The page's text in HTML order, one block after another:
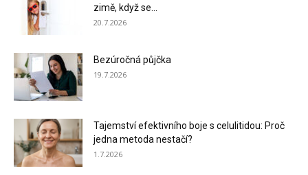
zimě, když se...
20.7.2026
Bezúročná půjčka
19.7.2026
Tajemství efektivního boje s celulitidou: Proč
jedna metoda nestačí?
1.7.2026